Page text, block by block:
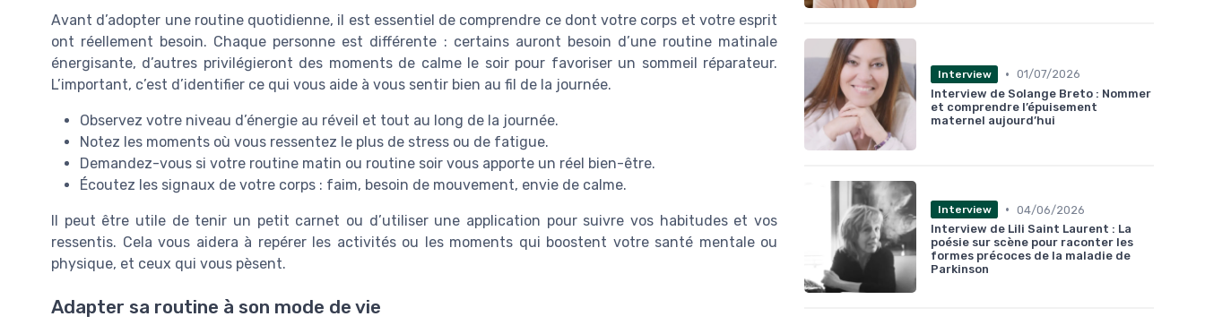
Avant d’adopter une routine quotidienne, il est essentiel de comprendre ce dont votre corps et votre esprit
ont réellement besoin. Chaque personne est différente : certains auront besoin d’une routine matinale
énergisante, d’autres privilégieront des moments de calme le soir pour favoriser un sommeil réparateur.
L’important, c’est d’identifier ce qui vous aide à vous sentir bien au fil de la journée.
Observez votre niveau d’énergie au réveil et tout au long de la journée.
Notez les moments où vous ressentez le plus de stress ou de fatigue.
Demandez-vous si votre routine matin ou routine soir vous apporte un réel bien-être.
Écoutez les signaux de votre corps : faim, besoin de mouvement, envie de calme.
Il peut être utile de tenir un petit carnet ou d’utiliser une application pour suivre vos habitudes et vos
ressentis. Cela vous aidera à repérer les activités ou les moments qui boostent votre santé mentale ou
physique, et ceux qui vous pèsent.
Adapter sa routine à son mode de vie
Interview • 01/07/2026
Interview de Solange Breto : Nommer
et comprendre l’épuisement
maternel aujourd’hui
Interview • 04/06/2026
Interview de Lili Saint Laurent : La
poésie sur scène pour raconter les
formes précoces de la maladie de
Parkinson